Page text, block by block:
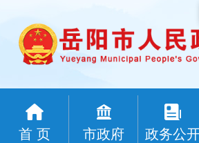
首 页 市政府 政务公